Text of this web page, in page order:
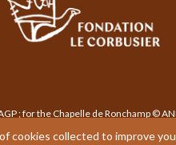
cookies collected to improve
; for the Chapelle de Ronchamp ©